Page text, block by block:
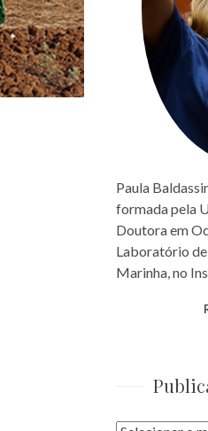
Paula
formada pela
Doutora em
Laboratório
Marinha, no